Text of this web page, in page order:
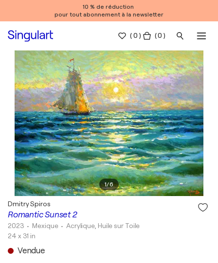
10 % de réduction
pour tout abonnement à la newsletter
(0 ) ( 0 )
1/6
Romantic Sunset 2
Dmitry Spiros
2023 • Mexique • Acrylique, Huile sur Toile
24 x 31 in
Vendue